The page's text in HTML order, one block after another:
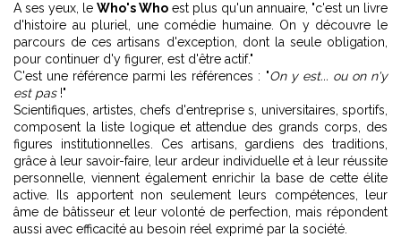
A ses yeux, le Who's Who est plus qu'un annuaire, "c'est un livre
d'histoire au pluriel, une comédie humaine. On y découvre le
parcours de ces artisans d'exception, dont la seule obligation,
pour continuer d'y figurer, est d'être actif."
C'est une référence parmi les références : "On y est... ou on n'y
est pas!"
Scientifiques, artistes, chefs d'entreprise s, universitaires, sportifs,
composent la liste logique et attendue des grands corps, des
figures institutionnelles. Ces artisans, gardiens des traditions,
grâce à leur savoir-faire, leur ardeur individuelle et à leur réussite
personnelle, viennent également enrichir la base de cette élite
active. Ils apportent non seulement leurs compétences, leur
âme de bâtisseur et leur volonté de perfection, mais répondent
aussi avec efficacité au besoin réel exprimé par la société.